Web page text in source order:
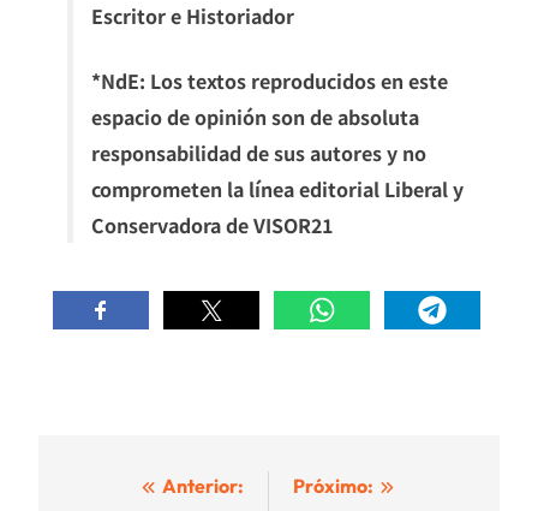
Escritor e Historiador
*NdE: Los textos reproducidos en este
espacio de opinión son de absoluta
responsabilidad de sus autores y no
comprometen la línea editorial Liberal y
Conservadora de VISOR21
Navegación
Anterior: Próximo: